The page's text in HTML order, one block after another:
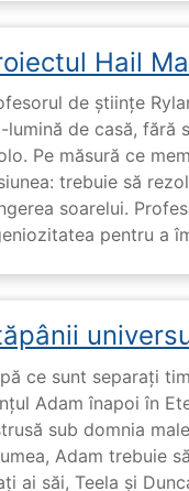
Hail
de științe
lumină de casă, fără
Pe măsură ce
trebuie să
soarelui.
pentru a
ce sunt separați
Adam înapoi în
sub domnia
Adam trebuie
ai săi, Teela și